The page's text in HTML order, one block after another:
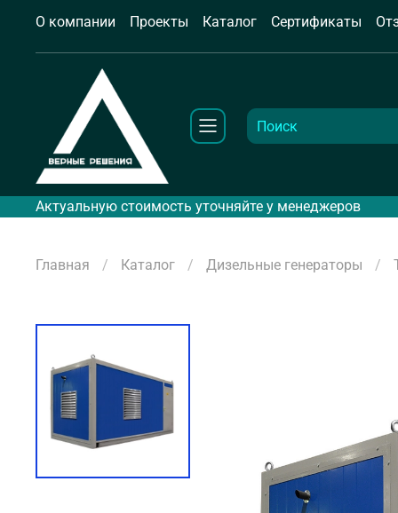
О компании Проекты Каталог Сертификаты
Актуальную стоимость уточняйте у менеджеров
Главная Каталог Дизельные генераторы